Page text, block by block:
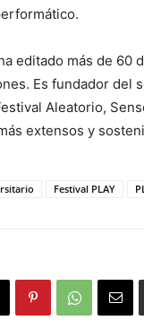
editado más de 60
Es fundador del
Aleatorio,
extensos y
Festival PLAY